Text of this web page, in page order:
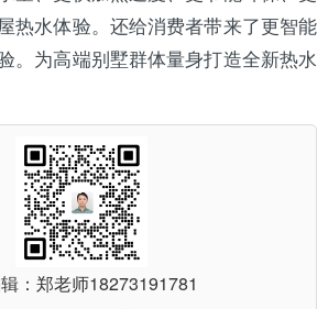
热水体验。还给消费者带来了更智能
。为高端别墅群体量身打造全新热水
：郑老师18273191781